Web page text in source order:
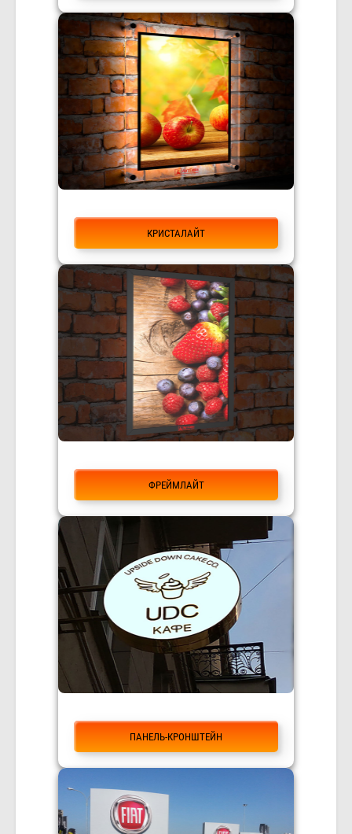
КРИСТАЛАЙТ
ФРЕЙМЛАЙТ
ПАНЕЛЬ-КРОНШТЕЙН